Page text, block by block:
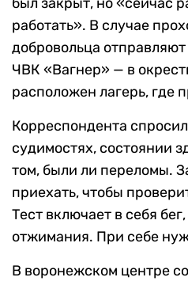
работать». В случае
добровольца
ЧВК «Вагнер» — в
расположен лагерь, где
Корреспондента
судимостях, состоянии
том, были ли переломы.
приехать, чтобы
Тест включает в себя
отжимания. При себе
В воронежском центре